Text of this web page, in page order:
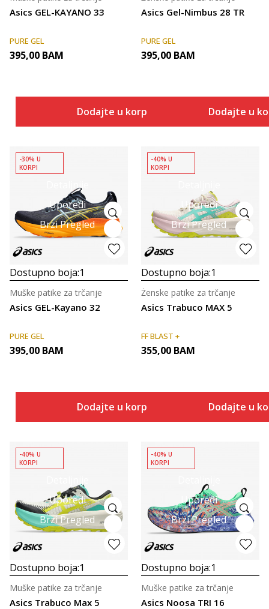
Asics GEL-KAYANO 33
PURE GEL
395,00 BAM
Dodajte u korpu
Asics Gel-Nimbus 28 TR
PURE GEL
395,00 BAM
Dodajte u
Detaljnije
Uporedi
Brzi Pregled
-30% U
KORPI
Dostupno boja:1
Asics GEL-Kayano 32
Muške patike za trčanje
PURE GEL
395,00 BAM
Dodajte u korpu
Uporedi
Brzi Pregled
-40% U
KORPI
Dostupno boja:1
Asics Trabuco MAX 5
Ženske patike za trčanje
FF BLAST +
355,00 BAM
Dodajte u
Uporedi
Brzi Pregled
-40% U
KORPI
Dostupno boja:1
Asics Trabuco Max 5
Muške patike za trčanje
Uporedi
Brzi Pregled
-40% U
KORPI
Dostupno boja:1
Asics Noosa TRI 16
Muške patike za trčanje